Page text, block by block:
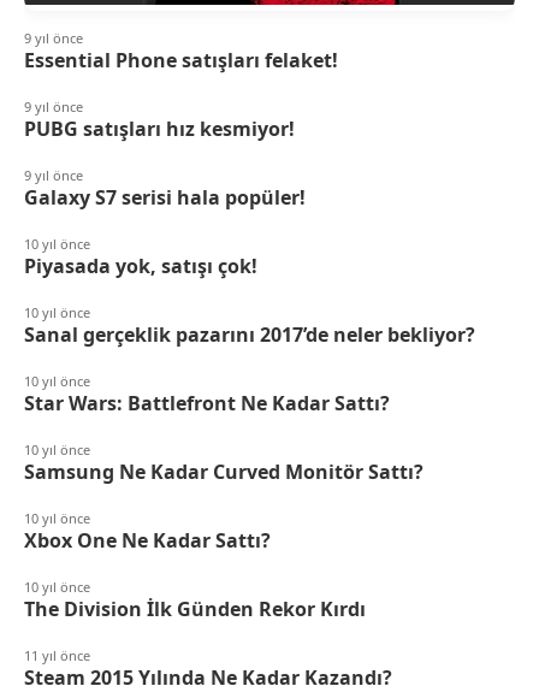
9 yıl önce
Essential Phone satışları felaket!
9 yıl önce
PUBG satışları hız kesmiyor!
9 yıl önce
Galaxy S7 serisi hala popüler!
10 yıl önce
Piyasada yok, satışı çok!
10 yıl önce
Sanal gerçeklik pazarını 2017’de neler bekliyor?
10 yıl önce
Star Wars: Battlefront Ne Kadar Sattı?
10 yıl önce
Samsung Ne Kadar Curved Monitör Sattı?
10 yıl önce
Xbox One Ne Kadar Sattı?
10 yıl önce
The Division İlk Günden Rekor Kırdı
11 yıl önce
Steam 2015 Yılında Ne Kadar Kazandı?